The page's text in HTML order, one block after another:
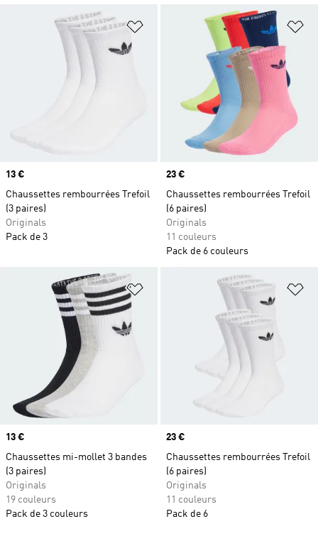
Ajouter à la Liste de produits
Prix
13 €
Chaussettes rembourrées Trefoil
(3 paires)
Originals
Pack de 3
Prix
23 €
Chaussettes rembourrées Trefoil
(6 paires)
Originals
11 couleurs
Pack de 6 couleurs
Ajouter à la Liste de produits
Prix
13 €
Chaussettes mi-mollet 3 bandes
(3 paires)
Originals
19 couleurs
Pack de 3 couleurs
Prix
23 €
Chaussettes rembourrées Trefoil
(6 paires)
Originals
11 couleurs
Pack de 6